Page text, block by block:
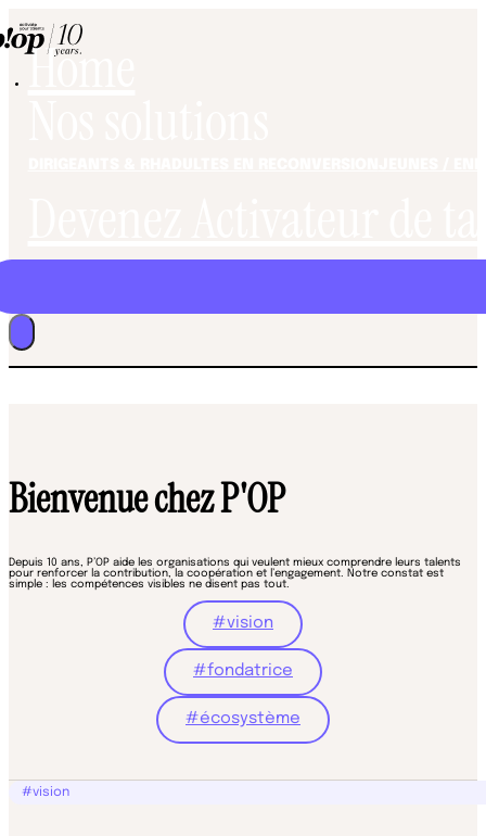
Home
Bienvenue chez P'OP
Depuis 10 ans, P’OP aide les organisations qui veulent mieux comprendre leurs talents
pour renforcer la contribution, la coopération et l’engagement. Notre constat est
simple : les compétences visibles ne disent pas tout.
#vision
#fondatrice
#écosystème
#vision